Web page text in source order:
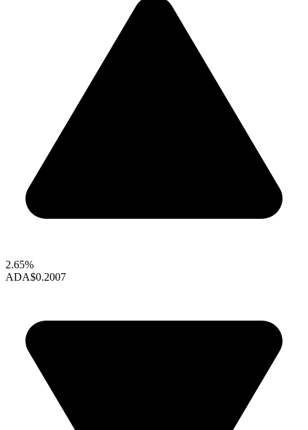
2.65%
ADA$0.2007